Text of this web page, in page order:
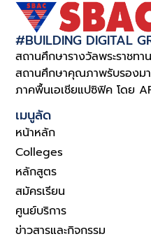
#BUILDING DIGITAL
สถานศึกษารางวัลพระราชทาน
สถานศึกษาคุณภาพรับรองม
ภาคพื้นเอเชียแปซิฟิค โดย
เมนูลัด
หน้าหลัก
Colleges
หลักสูตร
สมัครเรียน
ศูนย์บริการ
ข่าวสารและกิจกรรม